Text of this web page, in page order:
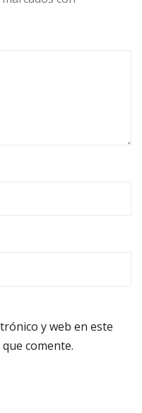
y web en este
comente.